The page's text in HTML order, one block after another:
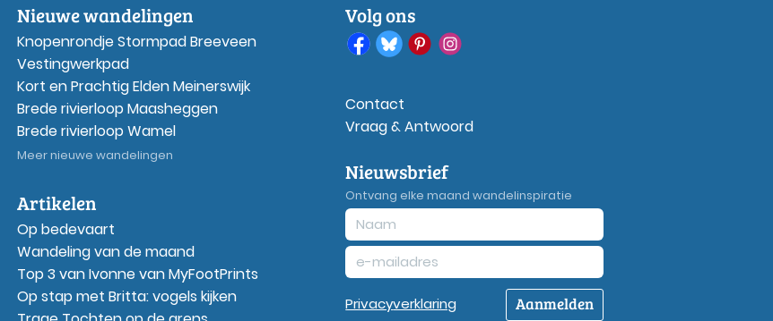
Nieuwe wandelingen
Knopenrondje Stormpad Breeveen
Vestingwerkpad
Kort en Prachtig Elden Meinerswijk
Brede rivierloop Maasheggen
Brede rivierloop Wamel
Meer nieuwe wandelingen
Artikelen
Op bedevaart
Wandeling van de maand
Top 3 van Ivonne van MyFootPrints
Op stap met Britta: vogels kijken
Volg ons
Contact
Vraag & Antwoord
Nieuwsbrief
Ontvang elke maand wandelinspiratie
Privacyverklaring Aanmelden